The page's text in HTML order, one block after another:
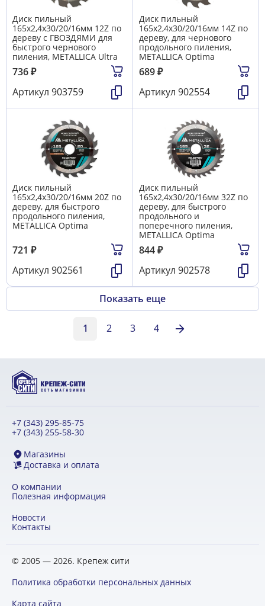
Диск пильный
165х2,4х30/20/16мм 12Z по
дереву c ГВОЗДЯМИ для
быстрого чернового
пиления, METALLICA Ultra
736₽
Артикул 903759
Диск пильный
165х2,4х30/20/16мм 14Z по
дереву, для чернового
продольного пиления,
METALLICA Optima
689₽
Артикул 902554
Диск пильный
165х2,4х30/20/16мм 20Z по
дереву, для быстрого
продольного пиления,
METALLICA Optima
721 ₽
Артикул 902561
Диск пильный
165х2,4х30/20/16мм 32Z по
дереву, для быстрого
продольного и
поперечного пиления,
METALLICA Optima
844₽
Артикул 902578
Показать еще
1 2 3 4
+7 (343) 295-85-75
+7 (343) 255-58-30
Магазины
Доставка и оплата
О компании
Полезная информация
Новости
Контакты
© 2005 — 2026. Крепеж сити
Политика обработки персональных данных
Карта сайта